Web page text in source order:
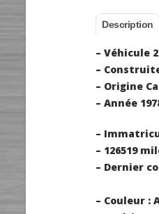
Description
– Véhicule
–
– Origine
– Année
–
– 126519
– Dernier
– Couleur :